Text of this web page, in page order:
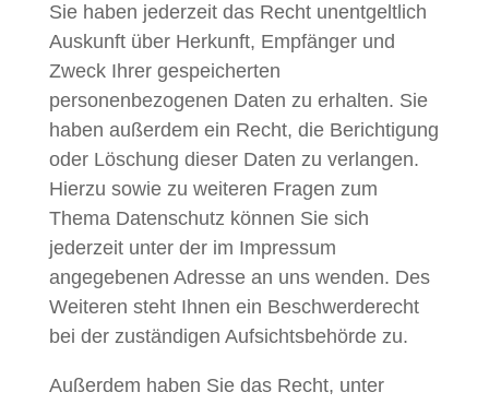
Sie haben jederzeit das Recht unentgeltlich
Auskunft über Herkunft, Empfänger und
Zweck Ihrer gespeicherten
personenbezogenen Daten zu erhalten. Sie
haben außerdem ein Recht, die Berichtigung
oder Löschung dieser Daten zu verlangen.
Hierzu sowie zu weiteren Fragen zum
Thema Datenschutz können Sie sich
jederzeit unter der im Impressum
angegebenen Adresse an uns wenden. Des
Weiteren steht Ihnen ein Beschwerderecht
bei der zuständigen Aufsichtsbehörde zu.
Außerdem haben Sie das Recht, unter